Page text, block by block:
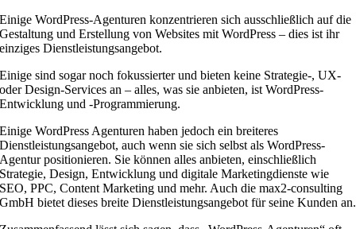
Einige WordPress-Agenturen konzentrieren sich ausschließlich auf die
Gestaltung und Erstellung von Websites mit WordPress – dies ist ihr
einziges Dienstleistungsangebot.
Einige sind sogar noch fokussierter und bieten keine Strategie-, UX-
oder Design-Services an – alles, was sie anbieten, ist WordPress-
Entwicklung und -Programmierung.
Einige WordPress Agenturen haben jedoch ein breiteres
Dienstleistungsangebot, auch wenn sie sich selbst als WordPress-
Agentur positionieren. Sie können alles anbieten, einschließlich
Strategie, Design, Entwicklung und digitale Marketingdienste wie
SEO, PPC, Content Marketing und mehr. Auch die max2-consulting
GmbH bietet dieses breite Dienstleistungsangebot für seine Kunden an.